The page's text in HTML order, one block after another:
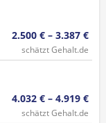
2.500 € – 3.387 €
schätzt Gehalt.de
4.032 € – 4.919 €
schätzt Gehalt.de